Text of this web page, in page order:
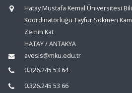
Hatay Mustafa Kemal Üniversitesi
Koordinatörlüğü Tayfur Sökmen
Zemin Kat
HATAY / ANTAKYA
avesis@mku.edu.tr
0.326.245 53 64
0.326.245 53 66